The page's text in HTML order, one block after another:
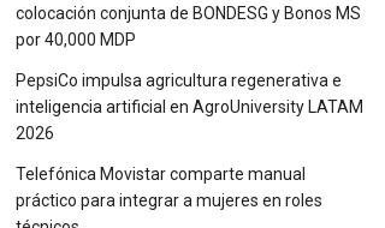
colocación conjunta de BONDESG y Bonos MS
por 40,000 MDP
PepsiCo impulsa agricultura regenerativa e
inteligencia artificial en AgroUniversity LATAM
2026
Telefónica Movistar comparte manual
práctico para integrar a mujeres en roles